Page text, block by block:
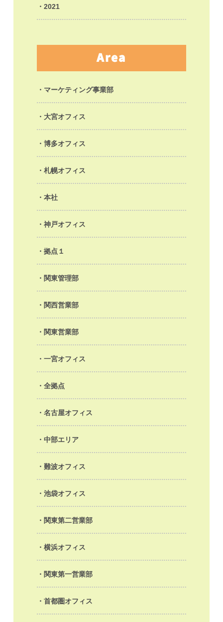
2021
Area
マーケティング事業部
大宮オフィス
博多オフィス
札幌オフィス
本社
神戸オフィス
拠点１
関東管理部
関西営業部
関東営業部
一宮オフィス
全拠点
名古屋オフィス
中部エリア
難波オフィス
池袋オフィス
関東第二営業部
横浜オフィス
関東第一営業部
首都圏オフィス